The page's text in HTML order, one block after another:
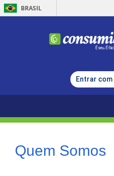
BRASIL
Entrar com
Quem Somos